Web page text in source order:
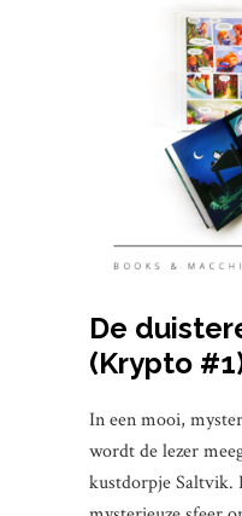
De
(Krypto
In een mooi,
wordt de lezer
kustdorpje Saltvik.